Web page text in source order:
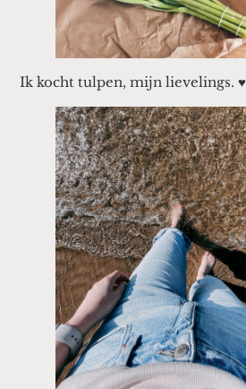
Ik kocht tulpen, mijn lievelings. ♥